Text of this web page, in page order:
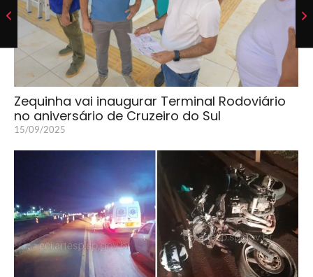
Zequinha vai inaugurar Terminal Rodoviário
no aniversário de Cruzeiro do Sul
15/09/2025